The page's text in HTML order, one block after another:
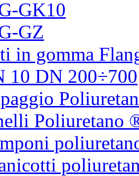
GK10
GZ
in gomma
10 DN 200÷700
Poliuretano